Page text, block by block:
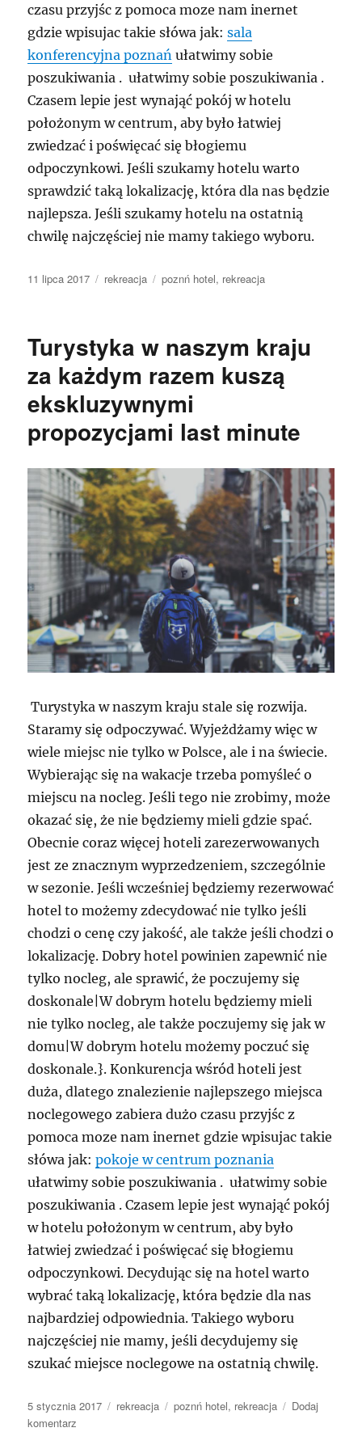
czasu przyjśc z pomoca moze nam inernet
gdzie wpisujac takie słówa jak:sala
konferencyjna poznań ułatwimy sobie
poszukiwania . ułatwimy sobie poszukiwania .
Czasem lepie jest wynająć pokój w hotelu
położonym w centrum, aby było łatwiej
zwiedzać i poświęcać się błogiemu
odpoczynkowi. Jeśli szukamy hotelu warto
sprawdzić taką lokalizację, która dla nas będzie
najlepsza. Jeśli szukamy hotelu na ostatnią
chwilę najczęściej nie mamy takiego wyboru.
Data
11 lipca 2017 Kategorie
rekreacja Tagi
poznń hotel, rekreacja
Turystyka w naszym kraju
za każdym razem kuszą
ekskluzywnymi
propozycjami last minute
Turystyka w naszym kraju stale się rozwija.
Staramy się odpoczywać. Wyjeżdżamy więc w
wiele miejsc nie tylko w Polsce, ale i na świecie.
Wybierając się na wakacje trzeba pomyśleć o
miejscu na nocleg. Jeśli tego nie zrobimy, może
okazać się, że nie będziemy mieli gdzie spać.
Obecnie coraz więcej hoteli zarezerwowanych
jest ze znacznym wyprzedzeniem, szczególnie
w sezonie. Jeśli wcześniej będziemy rezerwować
hotel to możemy zdecydować nie tylko jeśli
chodzi o cenę czy jakość, ale także jeśli chodzi o
lokalizację. Dobry hotel powinien zapewnić nie
tylko nocleg, ale sprawić, że poczujemy się
doskonale|W dobrym hotelu będziemy mieli
nie tylko nocleg, ale także poczujemy się jak w
domu|W dobrym hotelu możemy poczuć się
doskonale.}. Konkurencja wśród hoteli jest
duża, dlatego znalezienie najlepszego miejsca
noclegowego zabiera dużo czasu przyjśc z
pomoca moze nam inernet gdzie wpisujac takie
słówa jak:pokoje w centrum poznania
ułatwimy sobie poszukiwania . ułatwimy sobie
poszukiwania . Czasem lepie jest wynająć pokój
w hotelu położonym w centrum, aby było
łatwiej zwiedzać i poświęcać się błogiemu
odpoczynkowi. Decydując się na hotel warto
wybrać taką lokalizację, która będzie dla nas
najbardziej odpowiednia. Takiego wyboru
najczęściej nie mamy, jeśli decydujemy się
szukać miejsce noclegowe na ostatnią chwilę.
Data
publikacji
5 stycznia 2017 Kategorie
rekreacja Tagi
poznń hotel, rekreacja
Dodaj
komentarz